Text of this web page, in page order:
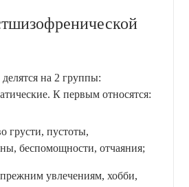
на 2 группы:
К первым относятся:
грусти, пустоты,
беспомощности, отчаяния;
прежним увлечениям, хобби,